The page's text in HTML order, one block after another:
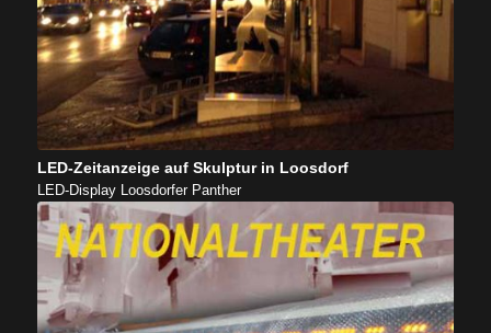
LED-Zeitanzeige auf Skulptur in Loosdorf
LED-Display Loosdorfer Panther